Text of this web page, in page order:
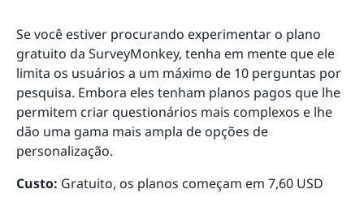
Se você estiver procurando experimentar o plano
gratuito da SurveyMonkey, tenha em mente que ele
limita os usuários a um máximo de 10 perguntas por
pesquisa. Embora eles tenham planos pagos que lhe
permitem criar questionários mais complexos e lhe
dão uma gama mais ampla de opções de
personalização.
Custo: Gratuito, os planos começam em 7,60 USD